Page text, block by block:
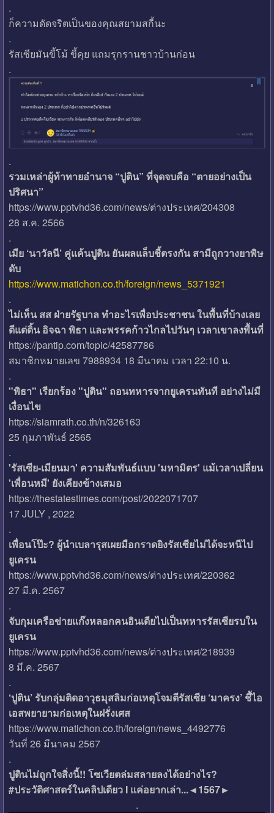
.
ก็ความดัดจริตเป็นของคุณสยามสกี้นะ
.
รัสเซียมันขี้โม้ ขี้คุย แถมรุกรานชาวบ้านก่อน
.
.
รวมเหล่าผู้ท้าทายอำนาจ “ปูติน” ที่จุดจบคือ “ตายอย่างเป็น
ปริศนา”
https://www.pptvhd36.com/news/ต่างประเทศ/204308
28 ส.ค. 2566
.
เมีย ‘นาวัลนี’ คู่แค้นปูติน ยันผลแล็บชี้ตรงกัน สามีถูกวางยาพิษ
ดับ
https://www.matichon.co.th/foreign/news_5371921
.
ไม่เห็น สส ฝ่ายรัฐบาล ทำอะไรเพื่อประชาชน ในพื้นที่บ้างเลย
ดีแต่ดิ้น อิจฉา พิธา และพรรคก้าวไกลไปวันๆ เวลาเขาลงพื้นที่
https://pantip.com/topic/42587786
สมาชิกหมายเลข 7988934 18 มีนาคม เวลา 22:10 น.
.
"พิธา" เรียกร้อง "ปูติน" ถอนทหารจากยูเครนทันที อย่างไม่มี
เงื่อนไข
https://siamrath.co.th/n/326163
25 กุมภาพันธ์ 2565
.
'รัสเซีย-เมียนมา' ความสัมพันธ์แบบ 'มหามิตร' แม้เวลาเปลี่ยน
'เพื่อนหมี' ยังเคียงข้างเสมอ
https://thestatestimes.com/post/2022071707
17 JULY , 2022
.
เพื่อนโป๊ะ? ผู้นำเบลารุสเผยมือกราดยิงรัสเซียไม่ได้จะหนีไป
ยูเครน
https://www.pptvhd36.com/news/ต่างประเทศ/220362
27 มี.ค. 2567
.
จับกุมเครือข่ายแก๊งหลอกคนอินเดียไปเป็นทหารรัสเซียรบใน
ยูเครน
https://www.pptvhd36.com/news/ต่างประเทศ/218939
8 มี.ค. 2567
.
‘ปูติน’ รับกลุ่มติดอาวุธมุสลิมก่อเหตุโจมตีรัสเซีย ‘มาครง’ ชี้ไอ
เอสพยายามก่อเหตุในฝรั่งเศส
https://www.matichon.co.th/foreign/news_4492776
วันที่ 26 มีนาคม 2567
.
ปูตินไม่ถูกใจสิ่งนี้!! โซเวียตล่มสลายลงได้อย่างไร?
#ประวัติศาสตร์ในคลิปเดียว I แค่อยากเล่า...◄1567►
.